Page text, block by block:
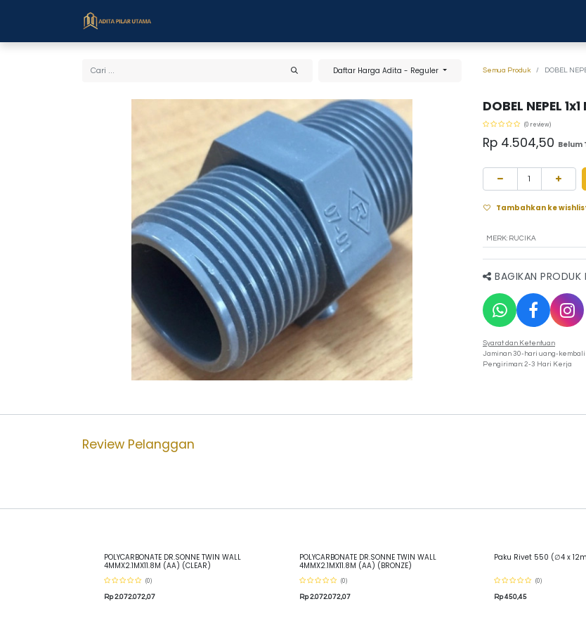
Daftar Harga Adita - Reguler Semua Produk DOBEL
DOBEL NEPEL
(0 review)
Rp 4.504,50 Belum
Tambahkan ke
MERK: RUCIKA
BAGIKAN PRODUK
Syarat dan Ketentuan
Jaminan 30-hari uang-kembali
Pengiriman: 2-3 Hari Kerja
Review Pelanggan
POLYCARBONATE DR.SONNE TWIN WALL
4MMX2.1MX11.8M (AA) (CLEAR)
(0)
Rp2.072.072,07
POLYCARBONATE DR.SONNE TWIN WALL
4MMX2.1MX11.8M (AA) (BRONZE)
(0)
Rp2.072.072,07
Paku Rivet 550 (∅4 x
(0)
Rp450,45